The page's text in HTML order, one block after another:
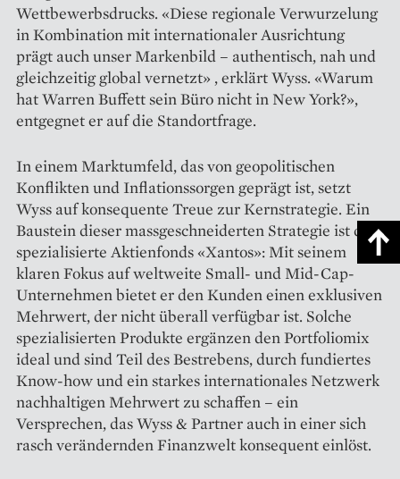
Wettbewerbsdrucks. «Diese regionale Verwurzelung
in Kombination mit internationaler Ausrichtung
prägt auch unser Markenbild – authentisch, nah und
gleichzeitig global vernetzt» , erklärt Wyss. «Warum
hat Warren Buffett sein Büro nicht in New York?»,
entgegnet er auf die Standortfrage.
In einem Marktumfeld, das von geopolitischen
Konflikten und Inflationssorgen geprägt ist, setzt
Wyss auf konsequente Treue zur Kernstrategie. Ein
Baustein dieser massgeschneiderten Strategie ist der
spezialisierte Aktienfonds «Xantos»: Mit seinem
klaren Fokus auf weltweite Small- und Mid-Cap-
Unternehmen bietet er den Kunden einen exklusiven
Mehrwert, der nicht überall verfügbar ist. Solche
spezialisierten Produkte ergänzen den Portfoliomix
ideal und sind Teil des Bestrebens, durch fundiertes
Know-how und ein starkes internationales Netzwerk
nachhaltigen Mehrwert zu schaffen – ein
Versprechen, das Wyss & Partner auch in einer sich
rasch verändernden Finanzwelt konsequent einlöst.